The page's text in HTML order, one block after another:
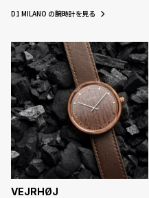
D1 MILANO の腕時計を見る
VEJRHØJ